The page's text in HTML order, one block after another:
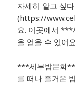
자세히 알고 싶
(https://
요. 이곳에서 ***
을 얻을 수 있어
***세부밤문화
를 떠나 즐거운